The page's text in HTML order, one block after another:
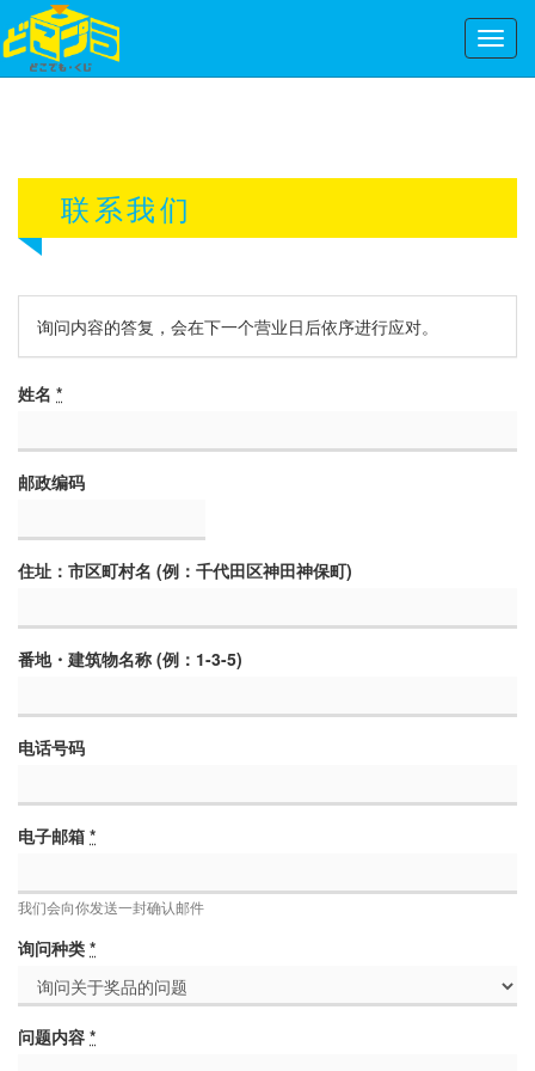
联系我们
询问内容的答复，会在下一个营业日后依序进行应对。
姓名 *
邮政编码
住址：市区町村名 (例：千代田区神田神保町)
番地・建筑物名称 (例：1-3-5)
电话号码
电子邮箱 *
我们会向你发送一封确认邮件
询问种类 *
问题内容 *